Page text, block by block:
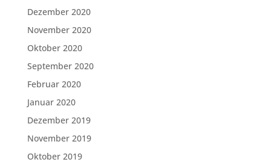
Dezember 2020
November 2020
Oktober 2020
September 2020
Februar 2020
Januar 2020
Dezember 2019
November 2019
Oktober 2019